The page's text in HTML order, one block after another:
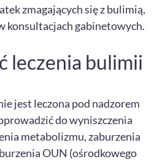
zmagających się z bulimią,
konsultacjach gabinetowych.
leczenia bulimii
jest leczona pod nadzorem
do wyniszczenia
metabolizmu, zaburzenia
OUN (ośrodkowego